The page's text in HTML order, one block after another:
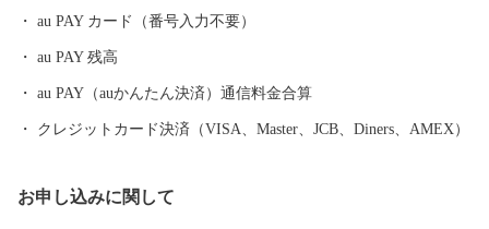
音と光を楽しもうと 全国から多くの人が訪れます。
au PAY カード（番号入力不要）
au PAY 残高
au PAY（auかんたん決済）通信料金合算
クレジットカード決済（VISA、Master、JCB、Diners、AMEX）
お申し込みに関して